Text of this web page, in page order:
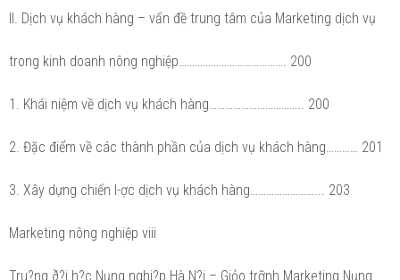
II. Dịch vụ khách hàng – vấn đề trung tâm của Marketing dịch vụ
trong kinh doanh nông nghiệp…………………………………. 200
1. Khái niệm về dịch vụ khách hàng…………………………….. 200
2. Đặc điểm về các thành phần của dịch vụ khách hàng………… 201
3. Xây dựng chiến l-ợc dịch vụ khách hàng……………………... 203
Marketing nông nghiệp viii
Tru?ng ð?i h?c Nụng nghi?p Hà N?i – Giỏo trỡnh Marketing Nụng